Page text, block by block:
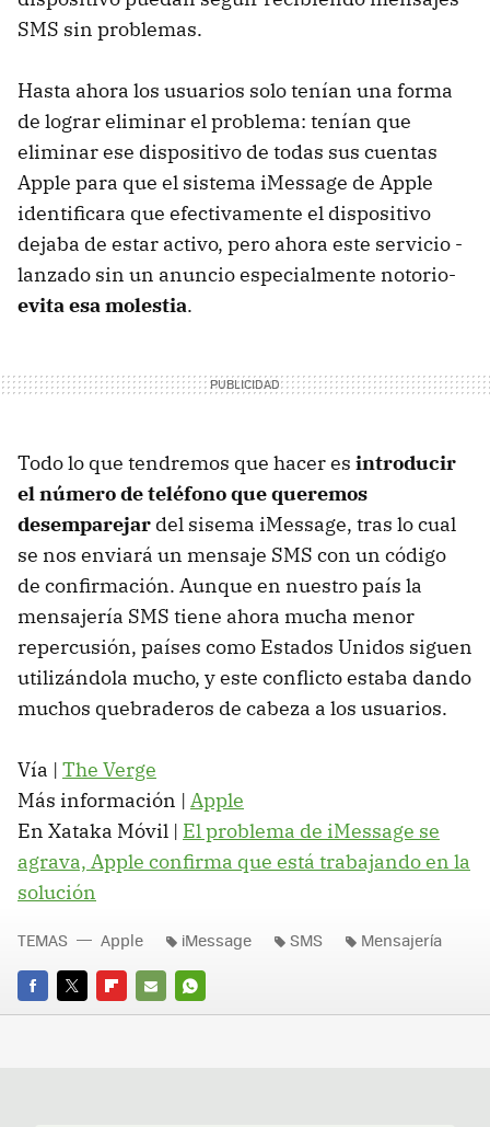
SMS sin problemas.
Hasta ahora los usuarios solo tenían una forma
de lograr eliminar el problema: tenían que
eliminar ese dispositivo de todas sus cuentas
Apple para que el sistema iMessage de Apple
identificara que efectivamente el dispositivo
dejaba de estar activo, pero ahora este servicio -
lanzado sin un anuncio especialmente notorio-
evita esa molestia.
Todo lo que tendremos que hacer es introducir
el número de teléfono que queremos
desemparejar del sisema iMessage, tras lo cual
se nos enviará un mensaje SMS con un código
de confirmación. Aunque en nuestro país la
mensajería SMS tiene ahora mucha menor
repercusión, países como Estados Unidos siguen
utilizándola mucho, y este conflicto estaba dando
muchos quebraderos de cabeza a los usuarios.
Vía | The Verge
Más información | Apple
En Xataka Móvil | El problema de iMessage se
agrava, Apple confirma que está trabajando en la
solución
FACEBOOK
TWITTERFLIPBOARD
E-
WHATSAPP
TEMAS Apple iMessage SMS Mensajería